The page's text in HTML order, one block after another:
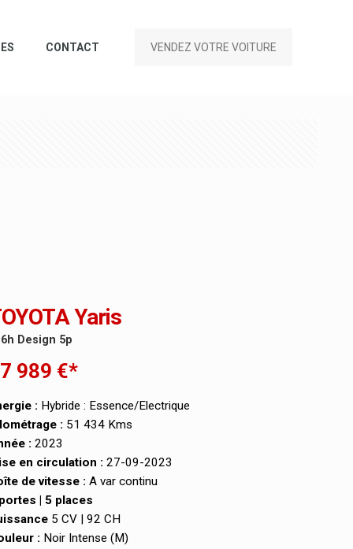
CONTACT VENDEZ VOTRE VOITURE
Yaris
Design 5p
989 €*
: Hybride : Essence/Electrique
: 51 434 Kms
: 2023
en circulation : 27-09-2023
de vitesse : A var continu
| 5 places
5 CV | 92 CH
: Noir Intense (M)